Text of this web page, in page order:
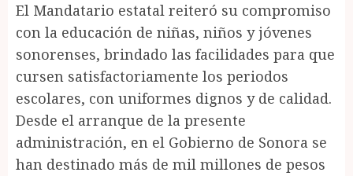
El Mandatario estatal reiteró su compromiso
con la educación de niñas, niños y jóvenes
sonorenses, brindado las facilidades para que
cursen satisfactoriamente los periodos
escolares, con uniformes dignos y de calidad.
Desde el arranque de la presente
administración, en el Gobierno de Sonora se
han destinado más de mil millones de pesos